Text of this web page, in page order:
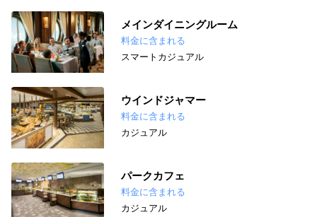
メインダイニングルーム
料金に含まれる
スマートカジュアル
ウインドジャマー
料金に含まれる
カジュアル
パークカフェ
料金に含まれる
カジュアル